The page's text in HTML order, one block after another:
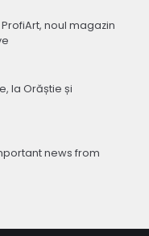
noul magazin
la Orăștie și
news from